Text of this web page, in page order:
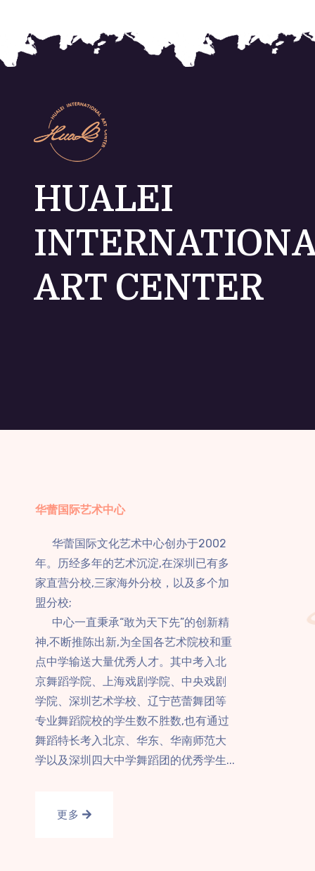
HUALEI
ART CENTER
华蕾国际艺术中心
华蕾国际文化艺术中心创办于2002
年。历经多年的艺术沉淀,在深圳已有多
家直营分校,三家海外分校，以及多个加
盟分校;
中心一直秉承“敢为天下先”的创新精
神,不断推陈出新,为全国各艺术院校和重
点中学输送大量优秀人才。其中考入北
京舞蹈学院、上海戏剧学院、中央戏剧
学院、深圳艺术学校、辽宁芭蕾舞团等
专业舞蹈院校的学生数不胜数,也有通过
舞蹈特长考入北京、华东、华南师范大
学以及深圳四大中学舞蹈团的优秀学生...
更多